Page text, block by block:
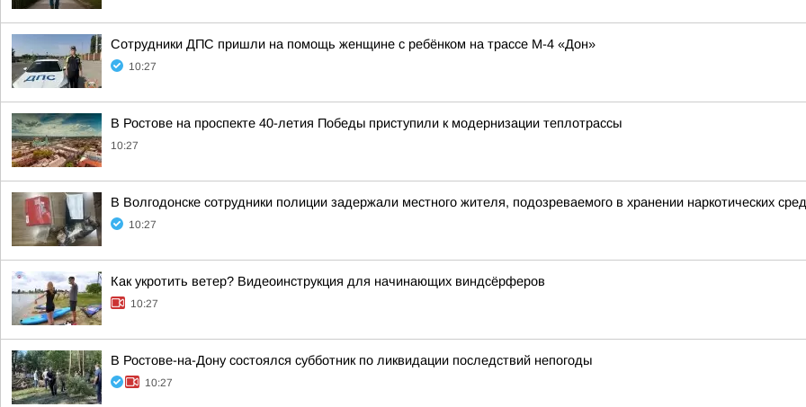
Сотрудники ДПС пришли на помощь женщине с ребёнком на трассе М-4 «Дон»
10:27
В Ростове на проспекте 40-летия Победы приступили к модернизации теплотрассы
10:27
В Волгодонске сотрудники полиции задержали местного жителя, подозреваемого в хранении наркотических
10:27
Как укротить ветер? Видеоинструкция для начинающих виндсёрферов
10:27
В Ростове-на-Дону состоялся субботник по ликвидации последствий непогоды
10:27